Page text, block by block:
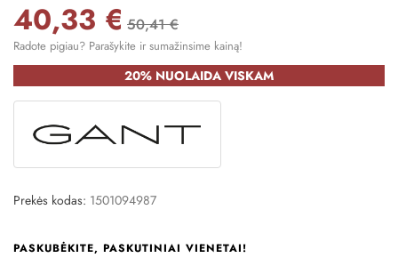
40,33 € 50,41 €
Radote pigiau? Parašykite ir sumažinsime kainą!
20% NUOLAIDA VISKAM
Prekės kodas: 1501094987
PASKUBĖKITE, PASKUTINIAI VIENETAI!